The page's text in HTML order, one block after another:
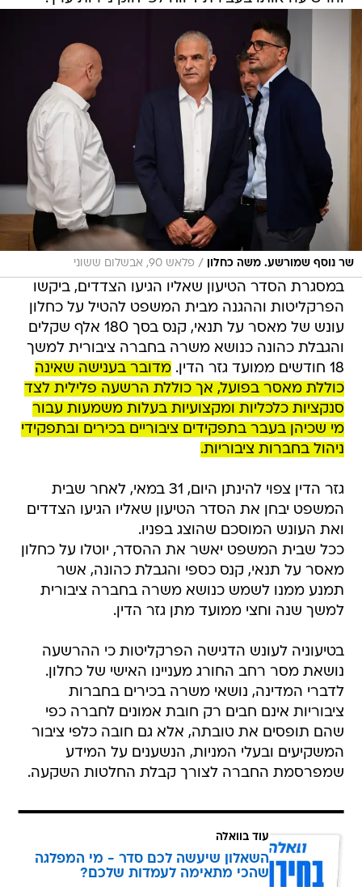
שר נוסף שמורשע. משה כחלון / פלאש 90, אבשלום ששוני
במסגרת הסדר הטיעון שאליו הגיעו הצדדים, ביקשו
הפרקליטות וההגנה מבית המשפט להטיל על כחלון
עונש של מאסר על תנאי, קנס בסך 180 אלף שקלים
והגבלת כהונה כנושא משרה בחברה ציבורית למשך
18 חודשים ממועד גזר הדין.
מדובר בענישה שאינה
כוללת מאסר בפועל, אך כוללת הרשעה פלילית לצד
סנקציות כלכליות ומקצועיות בעלות משמעות עבור
מי שכיהן בעבר בתפקידים ציבוריים בכירים ובתפקידי
ניהול בחברות ציבוריות.
גזר הדין צפוי להינתן היום, 31 במאי, לאחר שבית
המשפט יבחן את הסדר הטיעון שאליו הגיעו הצדדים
ואת העונש המוסכם שהוצג בפניו.
ככל שבית המשפט יאשר את ההסדר, יוטלו על כחלון
מאסר על תנאי, קנס כספי והגבלת כהונה, אשר
תמנע ממנו לשמש כנושא משרה בחברה ציבורית
למשך שנה וחצי ממועד מתן גזר הדין.
בטיעוניה לעונש הדגישה הפרקליטות כי ההרשעה
נושאת מסר רחב החורג מעניינו האישי של כחלון.
לדברי המדינה, נושאי משרה בכירים בחברות
ציבוריות אינם חבים רק חובת אמונים לחברה כפי
שהם תופסים את טובתה, אלא גם חובה כלפי ציבור
המשקיעים ובעלי המניות, הנשענים על המידע
שמפרסמת החברה לצורך קבלת החלטות השקעה.
עוד בוואלה
השאלון שיעשה לכם סדר - מי המפלגה
שהכי מתאימה לעמדות שלכם?